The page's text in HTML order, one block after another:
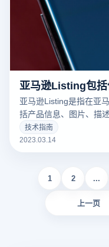
亚马逊Listing包括
亚马逊Listing是指在亚
括产品信息、图片、描
个好的亚马逊Listing可
下云登录指纹浏览器关
技术指南
2023.03.14
上一页
1 2 ...